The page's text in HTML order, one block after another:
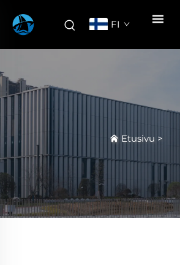
FI
Etusivu >